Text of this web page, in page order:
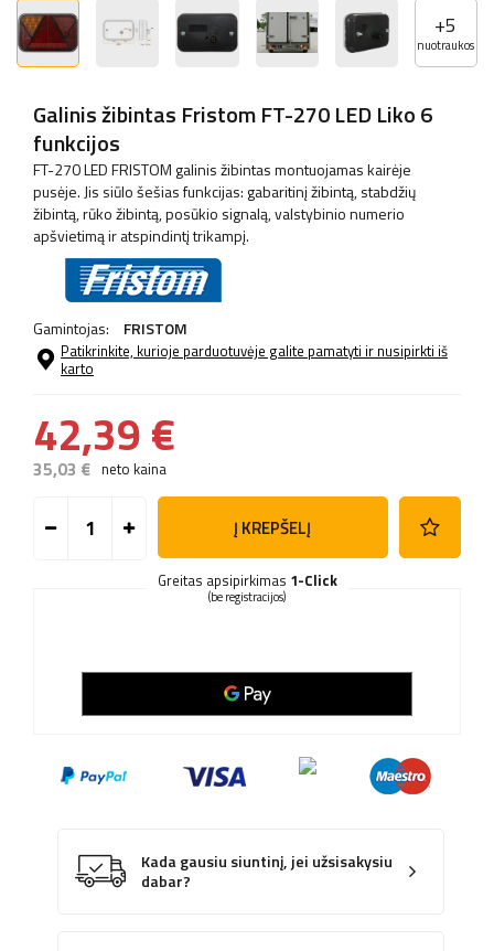
+5
nuotraukos
Galinis žibintas Fristom FT-270 LED Liko 6
funkcijos
FT-270 LED FRISTOM galinis žibintas montuojamas kairėje
pusėje. Jis siūlo šešias funkcijas: gabaritinį žibintą, stabdžių
žibintą, rūko žibintą, posūkio signalą, valstybinio numerio
apšvietimą ir atspindintį trikampį.
Gamintojas: FRISTOM
Patikrinkite, kurioje parduotuvėje galite pamatyti ir nusipirkti iš
karto
42,39 €
35,03 € neto kaina
Į KREPŠELĮ
Greitas apsipirkimas 1-Click
(be registracijos)
Kada gausiu siuntinį, jei užsisakysiu
dabar?